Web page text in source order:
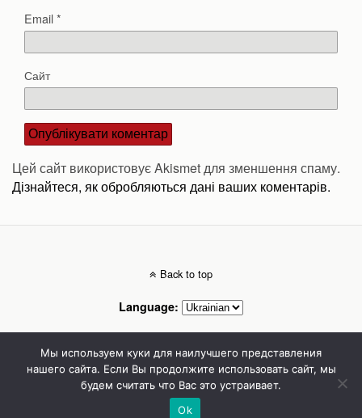
Email*
Сайт
Цей сайт використовує Akismet для зменшення спаму.
Дізнайтеся, як обробляються дані ваших коментарів.
Back to top
Language:
Mobile Desktop
Стоматолог Сумы, стоматологические клиники Сумы, детская стоматология в
Сумах. | Частная стоматология Сумы
Мы используем куки для наилучшего представления
нашего сайта. Если Вы продолжите использовать сайт, мы
будем считать что Вас это устраивает.
Ok